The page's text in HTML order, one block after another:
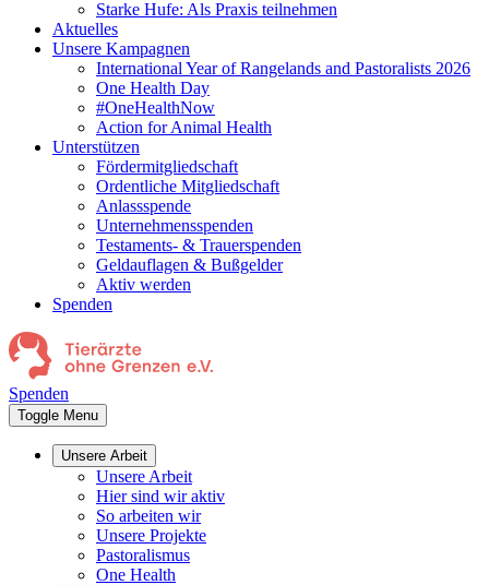
Starke Hufe: Als Praxis teilnehmen
Aktuelles
Unsere Kampagnen
International Year of Rangelands and Pastoralists 2026
One Health Day
#OneHealthNow
Action for Animal Health
Unterstützen
Fördermitgliedschaft
Ordentliche Mitgliedschaft
Anlassspende
Unternehmensspenden
Testaments- & Trauerspenden
Geldauflagen & Bußgelder
Aktiv werden
Spenden
Spenden
Toggle Menu
Unsere Arbeit
Unsere Arbeit
Hier sind wir aktiv
So arbeiten wir
Unsere Projekte
Pastoralismus
One Health